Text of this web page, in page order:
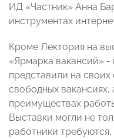
ИД «Частник» Анна
инструментах
Кроме Лектория на
«Ярмарка вакансий»
представили на
свободных вакансиях,
преимуществах
Выставки могли не
работники